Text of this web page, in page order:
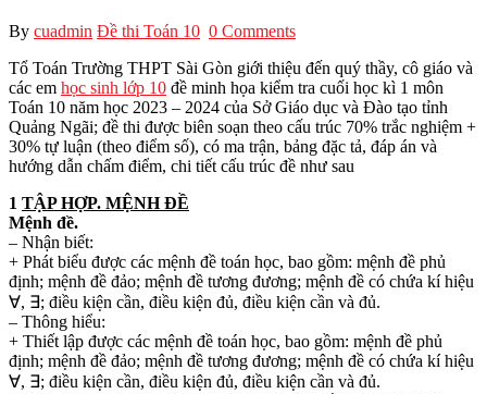
By cuadmin Đề thi Toán 10 0 Comments
Tổ Toán Trường THPT Sài Gòn giới thiệu đến quý thầy, cô giáo và
các em học sinh lớp 10 đề minh họa kiểm tra cuối học kì 1 môn
Toán 10 năm học 2023 – 2024 của Sở Giáo dục và Đào tạo tỉnh
Quảng Ngãi; đề thi được biên soạn theo cấu trúc 70% trắc nghiệm +
30% tự luận (theo điểm số), có ma trận, bảng đặc tả, đáp án và
hướng dẫn chấm điểm, chi tiết cấu trúc đề như sau
1 TẬP HỢP. MỆNH ĐỀ
Mệnh đề.
– Nhận biết:
+ Phát biểu được các mệnh đề toán học, bao gồm: mệnh đề phủ
định; mệnh đề đảo; mệnh đề tương đương; mệnh đề có chứa kí hiệu
∀, ∃; điều kiện cần, điều kiện đủ, điều kiện cần và đủ.
– Thông hiểu:
+ Thiết lập được các mệnh đề toán học, bao gồm: mệnh đề phủ
định; mệnh đề đảo; mệnh đề tương đương; mệnh đề có chứa kí hiệu
∀, ∃; điều kiện cần, điều kiện đủ, điều kiện cần và đủ.